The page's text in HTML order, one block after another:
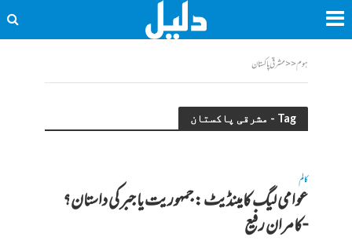
ہوم<<مشرقی پاکستان
Tag - مشرقی پاکستان
کالم
عوامی لیگ کامینڈیٹ : جمہوریت یا جبر کی داستان؟
-کامران رفیع